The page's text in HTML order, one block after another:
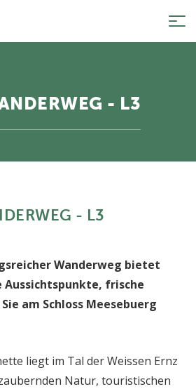
- L3
- L3
Wanderweg bietet
Aussichtspunkte, frische
am Schloss Meesebuerg
liegt im Tal der Weissen Ernz
Natur, touristischen